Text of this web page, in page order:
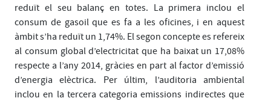
reduït el seu balanç en totes. La primera inclou el
consum de gasoil que es fa a les oficines, i en aquest
àmbit s’ha reduït un 1,74%. El segon concepte es refereix
al consum global d’electricitat que ha baixat un 17,08%
respecte a l’any 2014, gràcies en part al factor d’emissió
d’energia elèctrica. Per últim, l’auditoria ambiental
inclou en la tercera categoria emissions indirectes que